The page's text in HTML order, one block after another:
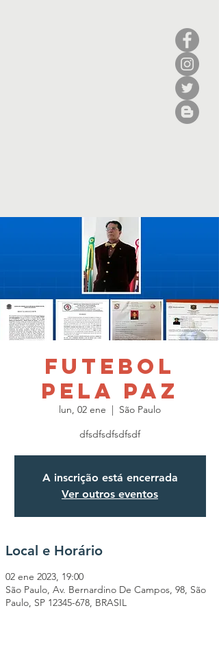
Futebol
pela Paz
lun, 02 ene
  |
São Paulo
dfsdfsdfsdfsdf
A inscrição está encerrada
Ver outros eventos
Local e Horário
02 ene 2023, 19:00
São Paulo, Av. Bernardino De Campos, 98, São
Paulo, SP 12345-678, BRASIL